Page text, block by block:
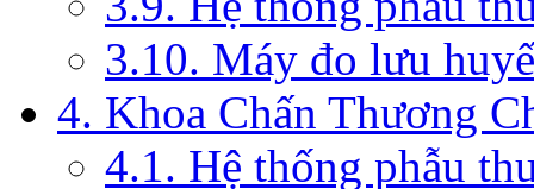
3.10. Máy đo lưu
4. Khoa Chấn Thương
4.1. Hệ thống phẫu